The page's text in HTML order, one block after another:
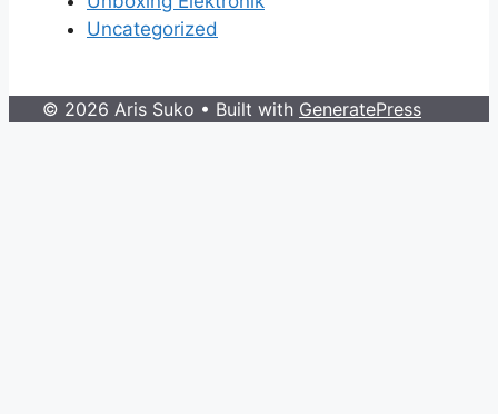
Uncategorized
© 2026 Aris Suko • Built with GeneratePress